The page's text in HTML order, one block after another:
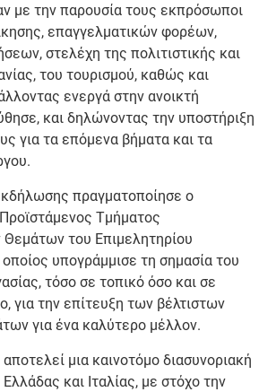
με την παρουσία τους εκπρόσωποι
επαγγελματικών φορέων,
στελέχη της πολιτιστικής και
του τουρισμού, καθώς και
ενεργά στην ανοικτή
και δηλώνοντας την υποστήριξη
για τα επόμενα βήματα και τα
πραγματοποίησε ο
Τμήματος
του Επιμελητηρίου
υπογράμμισε τη σημασία του
τόσο σε τοπικό όσο και σε
για την επίτευξη των βέλτιστων
για ένα καλύτερο μέλλον.
μια καινοτόμο διασυνοριακή
και Ιταλίας, με στόχο την